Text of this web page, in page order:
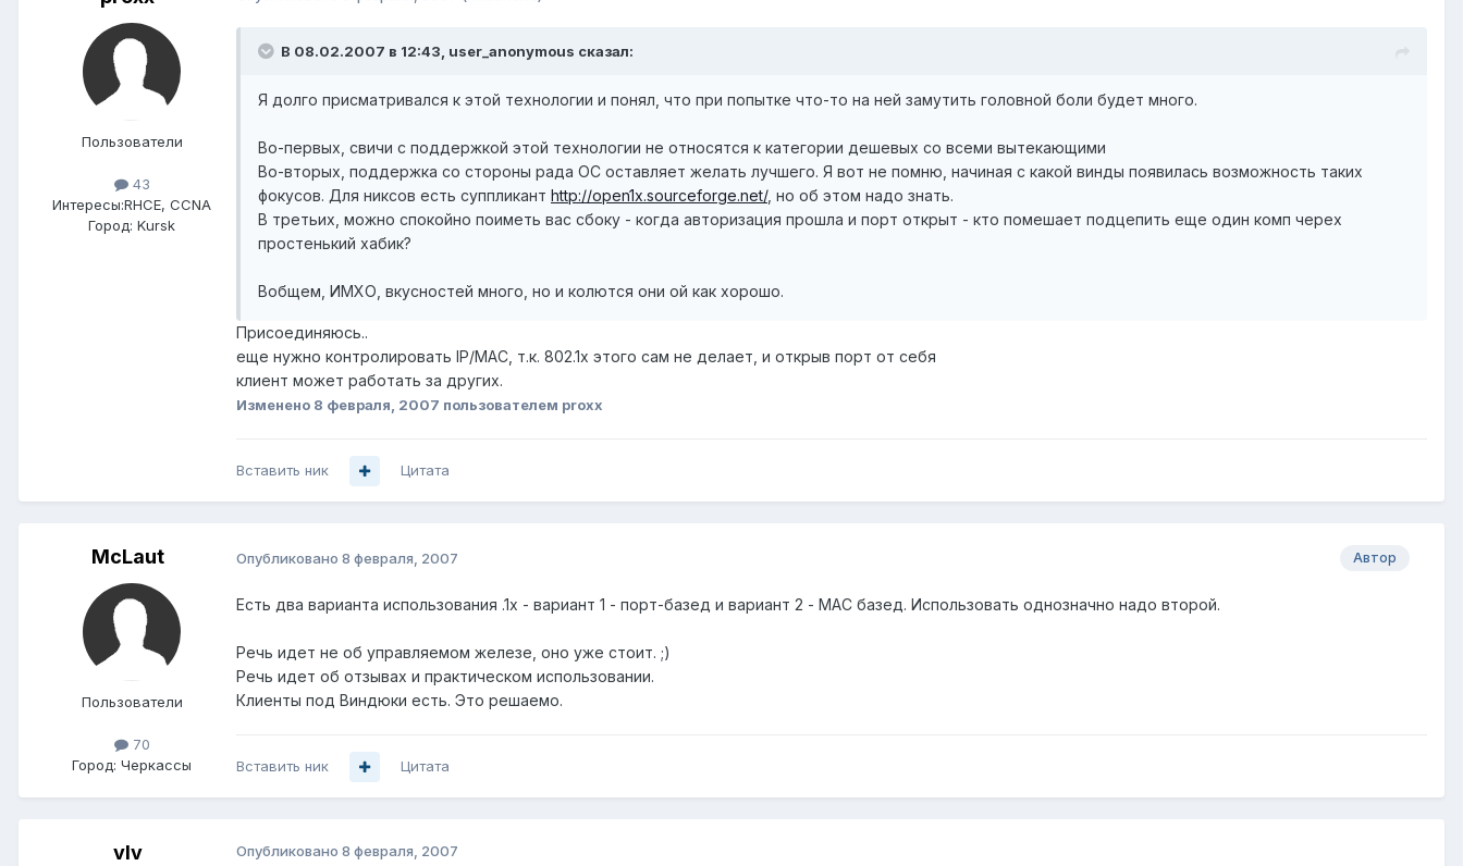
Пользователи
43
Интересы:RHCE, CCNA
Город: Kursk
В 08.02.2007 в 12:43, user_anonymous сказал:
Я долго присматривался к этой технологии и понял, что при попытке что-то на ней замутить головной боли будет много.
Во-первых, свичи с поддержкой этой технологии не относятся к категории дешевых со всеми вытекающими
Во-вторых, поддержка со стороны рада ОС оставляет желать лучшего. Я вот не помню, начиная с какой винды появилась возможность таких
фокусов. Для никсов есть суппликант http://open1x.sourceforge.net/, но об этом надо знать.
В третьих, можно спокойно поиметь вас сбоку - когда авторизация прошла и порт открыт - кто помешает подцепить еще один комп черех
простенький хабик?
Вобщем, ИМХО, вкусностей много, но и колются они ой как хорошо.
Присоединяюсь..
еще нужно контролировать IP/MAC, т.к. 802.1x этого сам не делает, и открыв порт от себя
клиент может работать за других.
Изменено 8 февраля, 2007 пользователем proxx
Вставить ник Цитата
McLaut
Пользователи
70
Город: Черкассы
Автор
Опубликовано 8 февраля, 2007
Есть два варианта использования .1x - вариант 1 - порт-базед и вариант 2 - МАС базед. Использовать однозначно надо второй.
Речь идет не об управляемом железе, оно уже стоит. ;)
Речь идет об отзывах и практическом использовании.
Клиенты под Виндюки есть. Это решаемо.
Вставить ник Цитата
vIv Опубликовано 8 февраля, 2007